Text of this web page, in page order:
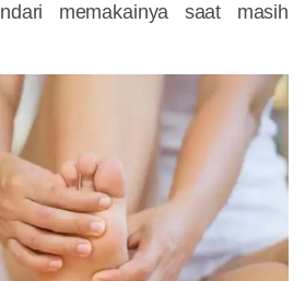
memakainya saat masih